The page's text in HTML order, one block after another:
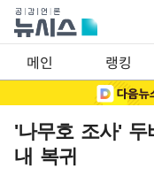
메인 랭킹
'나무호 조사' 두
내 복귀